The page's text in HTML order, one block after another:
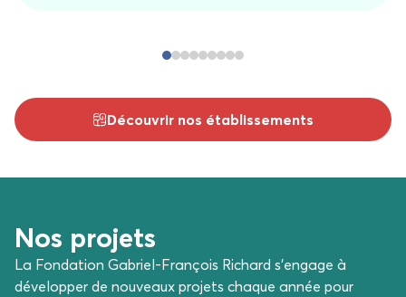
Découvrir nos établissements
Nos projets
La Fondation Gabriel-François Richard s’engage à
développer de nouveaux projets chaque année pour